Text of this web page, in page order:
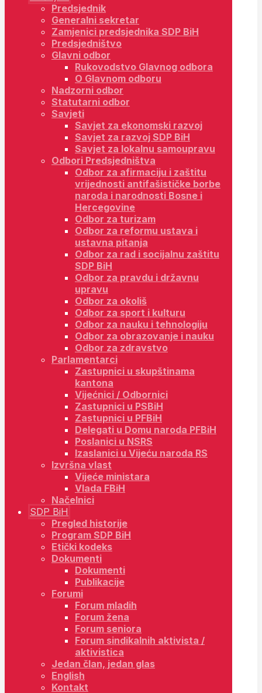
Predsjednik
Generalni sekretar
Zamjenici predsjednika SDP BiH
Predsjedništvo
Glavni odbor
Rukovodstvo Glavnog odbora
O Glavnom odboru
Nadzorni odbor
Statutarni odbor
Savjeti
Savjet za ekonomski razvoj
Savjet za razvoj SDP BiH
Savjet za lokalnu samoupravu
Odbori Predsjedništva
Odbor za afirmaciju i zaštitu
vrijednosti antifašističke borbe
naroda i narodnosti Bosne i
Hercegovine
Odbor za turizam
Odbor za reformu ustava i
ustavna pitanja
Odbor za rad i socijalnu zaštitu
SDP BiH
Odbor za pravdu i državnu
upravu
Odbor za okoliš
Odbor za sport i kulturu
Odbor za nauku i tehnologiju
Odbor za obrazovanje i nauku
Odbor za zdravstvo
Parlamentarci
Zastupnici u skupštinama
kantona
Vijećnici / Odbornici
Zastupnici u PSBiH
Zastupnici u PFBiH
Delegati u Domu naroda PFBiH
Poslanici u NSRS
Izaslanici u Vijeću naroda RS
Izvršna vlast
Vijeće ministara
Vlada FBiH
Načelnici
SDP BiH
Pregled historije
Program SDP BiH
Etički kodeks
Dokumenti
Dokumenti
Publikacije
Forumi
Forum mladih
Forum žena
Forum seniora
Forum sindikalnih aktivista /
aktivistica
Jedan član, jedan glas
English
Kontakt